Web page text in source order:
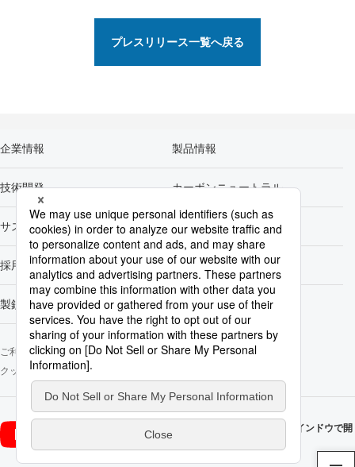
プレスリリース一覧へ戻る
企業情報 製品情報
技術開発 カーボンニュートラル
サステナビリティ 株主・投資家情報
採用情報 Newsroom
製鉄所一覧
ご利用にあたってソーシャルメディアポリシー個人情報保護方針
クッキー使用について
日本製鉄
ント
（新規ウインドウで開
日本製鉄
ウント
（新規ウインドウで開